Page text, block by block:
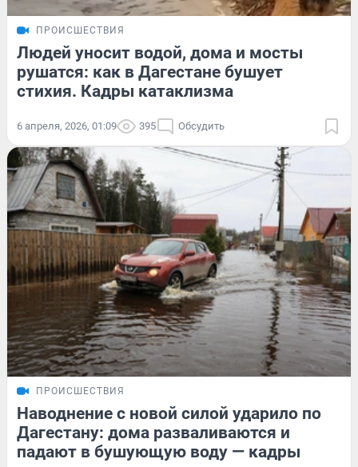
ПРОИСШЕСТВИЯ
Людей уносит водой, дома и мосты
рушатся: как в Дагестане бушует
стихия. Кадры катаклизма
6 апреля, 2026, 01:09 395 Обсудить
ПРОИСШЕСТВИЯ
Наводнение с новой силой ударило по
Дагестану: дома разваливаются и
падают в бушующую воду — кадры